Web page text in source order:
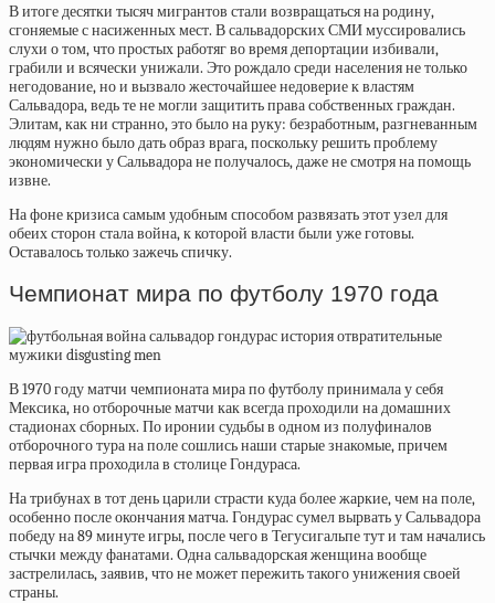
В итоге десятки тысяч мигрантов стали возвращаться на родину,
сгоняемые с насиженных мест. В сальвадорских СМИ муссировались
слухи о том, что простых работяг во время депортации избивали,
грабили и всячески унижали. Это рождало среди населения не только
негодование, но и вызвало жесточайшее недоверие к властям
Сальвадора, ведь те не могли защитить права собственных граждан.
Элитам, как ни странно, это было на руку: безработным, разгневанным
людям нужно было дать образ врага, поскольку решить проблему
экономически у Сальвадора не получалось, даже не смотря на помощь
извне.
На фоне кризиса самым удобным способом развязать этот узел для
обеих сторон стала война, к которой власти были уже готовы.
Оставалось только зажечь спичку.
Чемпионат мира по футболу 1970 года
В 1970 году матчи чемпионата мира по футболу принимала у себя
Мексика, но отборочные матчи как всегда проходили на домашних
стадионах сборных. По иронии судьбы в одном из полуфиналов
отборочного тура на поле сошлись наши старые знакомые, причем
первая игра проходила в столице Гондураса.
На трибунах в тот день царили страсти куда более жаркие, чем на поле,
особенно после окончания матча. Гондурас сумел вырвать у Сальвадора
победу на 89 минуте игры, после чего в Тегусигальпе тут и там начались
стычки между фанатами. Одна сальвадорская женщина вообще
застрелилась, заявив, что не может пережить такого унижения своей
страны.